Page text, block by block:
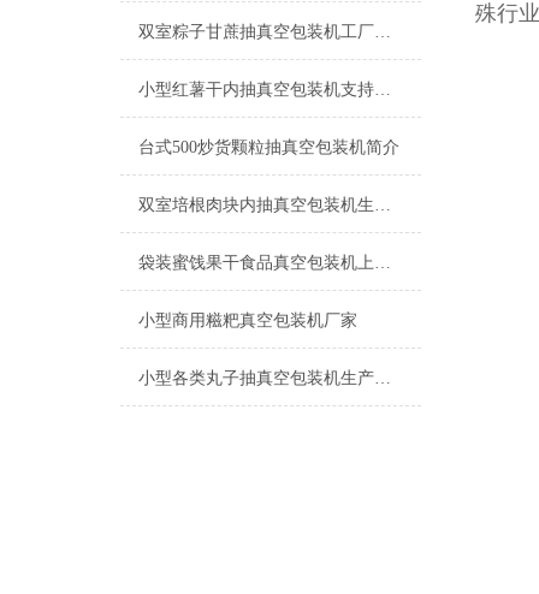
双室粽子甘蔗抽真空包装机工厂生产
小型红薯干内抽真空包装机支持定制
台式500炒货颗粒抽真空包装机简介
双室培根肉块内抽真空包装机生产厂家
袋装蜜饯果干食品真空包装机上海厂家
小型商用糍粑真空包装机厂家
小型各类丸子抽真空包装机生产厂家
殊行业